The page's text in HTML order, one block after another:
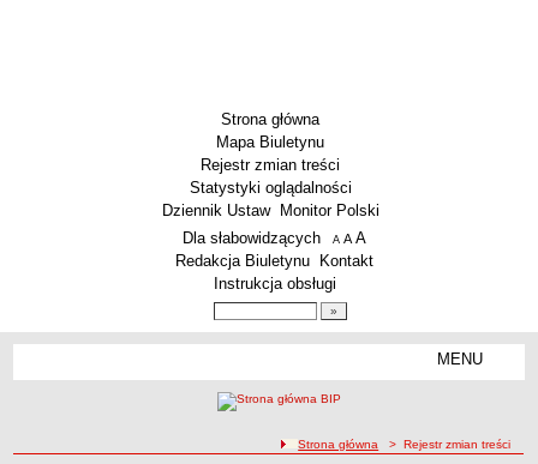
Strona główna
Mapa Biuletynu
Rejestr zmian treści
Statystyki oglądalności
Dziennik Ustaw
Monitor Polski
Menu dodatkowe
Dla słabowidzących A pomniejsz czcionkę
A standardowy rozmiar czcionki
A
Redakcja Biuletynu
Kontakt
Instrukcja obsługi
MENU
ścieżka nawigacji
Strona główna > Rejestr zmian treści